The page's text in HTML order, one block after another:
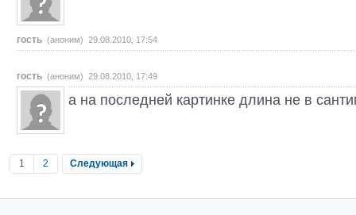
гость (аноним) 29.08.2010, 17:54
гость (аноним) 29.08.2010, 17:49
а на последней картинке длина не в
1 2 Следующая